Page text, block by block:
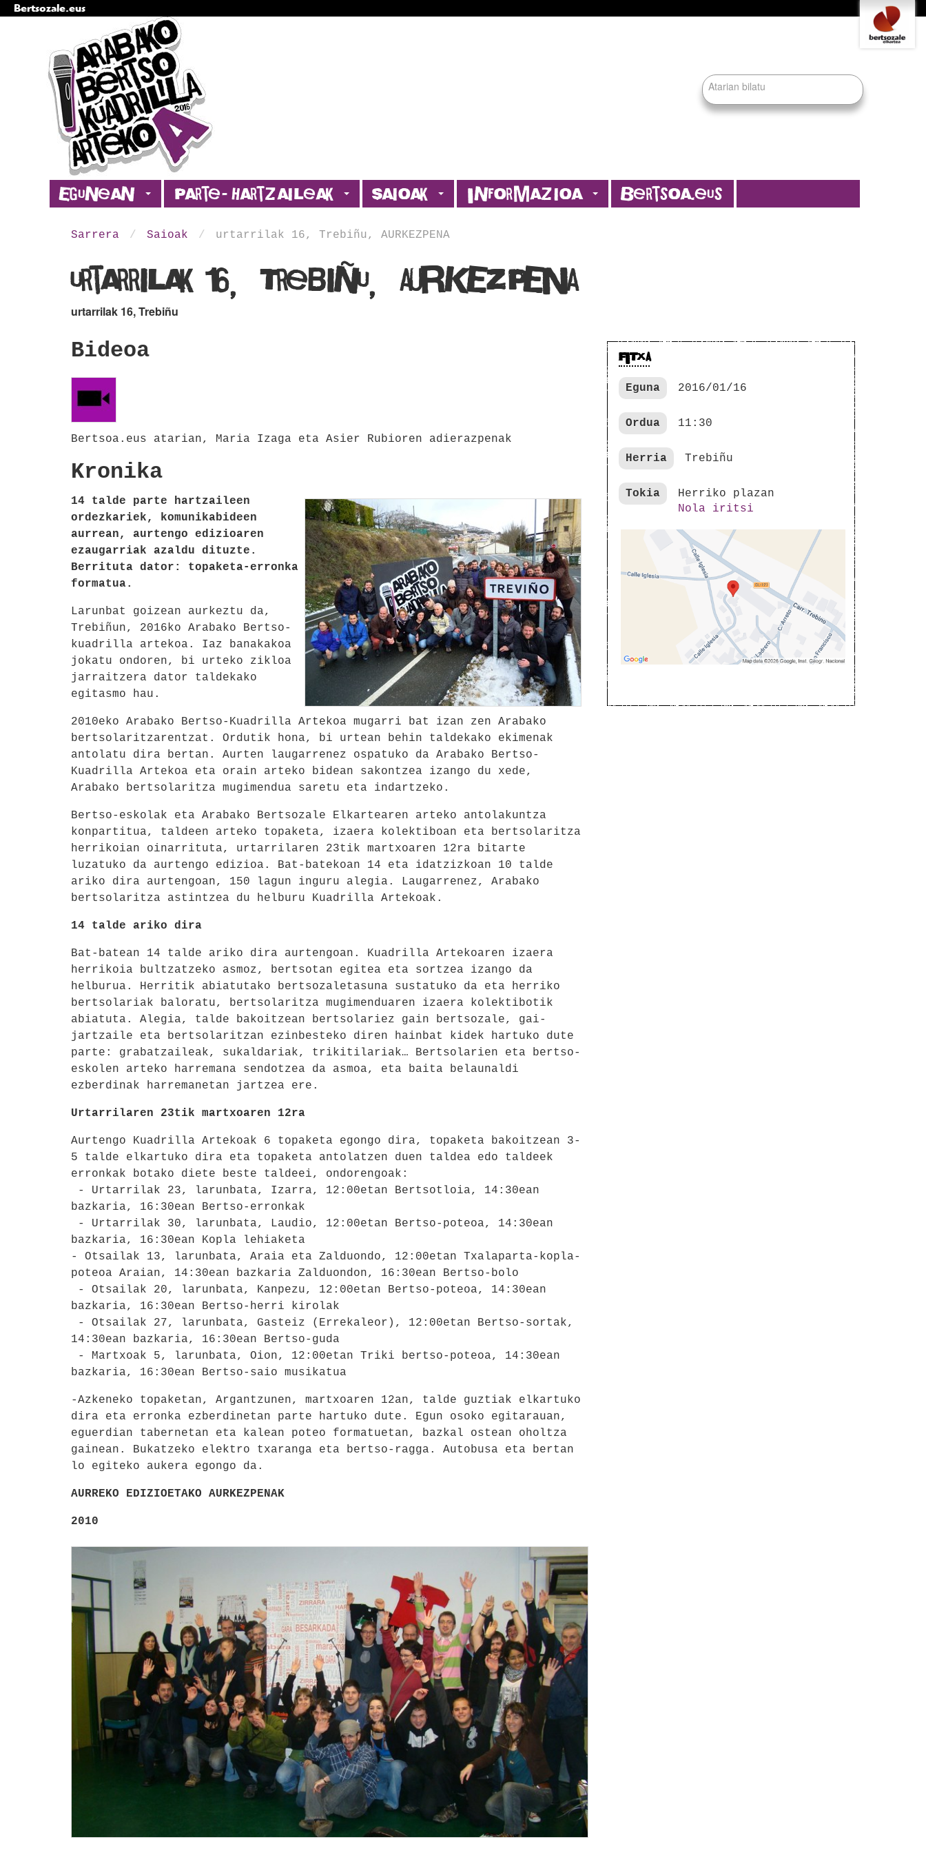
Bertsozale.eus
egin
|
Salto
egin
nabigazioara
Tresna
pertsonalak
Bilatu atarian
Nabigazioa
Egunean Parte-hartzaileak Saioak Informazioa Bertsoa.eus
Sarrera / Saioak / urtarrilak 16, Trebiñu, AURKEZPENA
urtarrilak 16, Trebiñu, AURKEZPENA
urtarrilak 16, Trebiñu
Bideoa
Bertsoa.eus atarian, Maria Izaga eta Asier Rubioren adierazpenak
Kronika
14 talde parte hartzaileen
ordezkariek, komunikabideen
aurrean, aurtengo edizioaren
ezaugarriak azaldu dituzte.
Berrituta dator: topaketa-erronka
formatua.
Larunbat goizean aurkeztu da,
Trebiñun, 2016ko Arabako Bertso-
kuadrilla artekoa. Iaz banakakoa
jokatu ondoren, bi urteko zikloa
jarraitzera dator taldekako
egitasmo hau.
2010eko Arabako Bertso-Kuadrilla Artekoa mugarri bat izan zen Arabako
bertsolaritzarentzat. Ordutik hona, bi urtean behin taldekako ekimenak
antolatu dira bertan. Aurten laugarrenez ospatuko da Arabako Bertso-
Kuadrilla Artekoa eta orain arteko bidean sakontzea izango du xede,
Arabako bertsolaritza mugimendua saretu eta indartzeko.
Bertso-eskolak eta Arabako Bertsozale Elkartearen arteko antolakuntza
konpartitua, taldeen arteko topaketa, izaera kolektiboan eta bertsolaritza
herrikoian oinarrituta, urtarrilaren 23tik martxoaren 12ra bitarte
luzatuko da aurtengo edizioa. Bat-batekoan 14 eta idatzizkoan 10 talde
ariko dira aurtengoan, 150 lagun inguru alegia. Laugarrenez, Arabako
bertsolaritza astintzea du helburu Kuadrilla Artekoak.
14 talde ariko dira
Bat-batean 14 talde ariko dira aurtengoan. Kuadrilla Artekoaren izaera
herrikoia bultzatzeko asmoz, bertsotan egitea eta sortzea izango da
helburua. Herritik abiatutako bertsozaletasuna sustatuko da eta herriko
bertsolariak baloratu, bertsolaritza mugimenduaren izaera kolektibotik
abiatuta. Alegia, talde bakoitzean bertsolariez gain bertsozale, gai-
jartzaile eta bertsolaritzan ezinbesteko diren hainbat kidek hartuko dute
parte: grabatzaileak, sukaldariak, trikitilariak… Bertsolarien eta bertso-
eskolen arteko harremana sendotzea da asmoa, eta baita belaunaldi
ezberdinak harremanetan jartzea ere.
Urtarrilaren 23tik martxoaren 12ra
Aurtengo Kuadrilla Artekoak 6 topaketa egongo dira, topaketa bakoitzean 3-
5 talde elkartuko dira eta topaketa antolatzen duen taldea edo taldeek
erronkak botako diete beste taldeei, ondorengoak:
- Urtarrilak 23, larunbata, Izarra, 12:00etan Bertsotloia, 14:30ean
bazkaria, 16:30ean Bertso-erronkak
- Urtarrilak 30, larunbata, Laudio, 12:00etan Bertso-poteoa, 14:30ean
bazkaria, 16:30ean Kopla lehiaketa
- Otsailak 13, larunbata, Araia eta Zalduondo, 12:00etan Txalaparta-kopla-
poteoa Araian, 14:30ean bazkaria Zalduondon, 16:30ean Bertso-bolo
- Otsailak 20, larunbata, Kanpezu, 12:00etan Bertso-poteoa, 14:30ean
bazkaria, 16:30ean Bertso-herri kirolak
- Otsailak 27, larunbata, Gasteiz (Errekaleor), 12:00etan Bertso-sortak,
14:30ean bazkaria, 16:30ean Bertso-guda
- Martxoak 5, larunbata, Oion, 12:00etan Triki bertso-poteoa, 14:30ean
bazkaria, 16:30ean Bertso-saio musikatua
-Azkeneko topaketan, Argantzunen, martxoaren 12an, talde guztiak elkartuko
dira eta erronka ezberdinetan parte hartuko dute. Egun osoko egitarauan,
eguerdian tabernetan eta kalean poteo formatuetan, bazkal ostean oholtza
gainean. Bukatzeko elektro txaranga eta bertso-ragga. Autobusa eta bertan
lo egiteko aukera egongo da.
AURREKO EDIZIOETAKO AURKEZPENAK
2010
FITXA
Eguna 2016/01/16
Ordua 11:30
Herria Trebiñu
Tokia
Herriko plazan
Nola iritsi